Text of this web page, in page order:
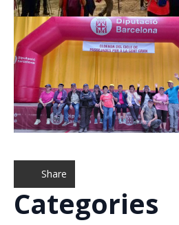
Share
Categories